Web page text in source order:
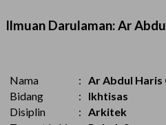
Ilmuan Darulaman: Ar
Nama : Ar Abdul Haris
Bidang
:
Ikhtisas
Disiplin
: Arkitek